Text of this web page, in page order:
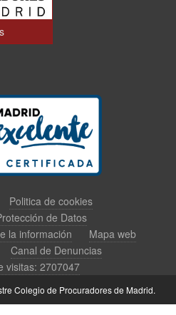
Politica de cookies
de Datos
la información
Mapa web
Canal de Denuncias
visitas: 2707047
Colegio de Procuradores de Madrid.